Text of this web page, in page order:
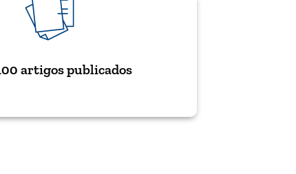
artigos publicados